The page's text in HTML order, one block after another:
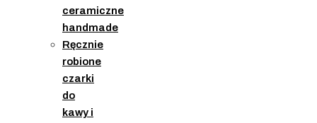
ceramiczne
handmade
Ręcznie
robione
czarki
do
kawy i